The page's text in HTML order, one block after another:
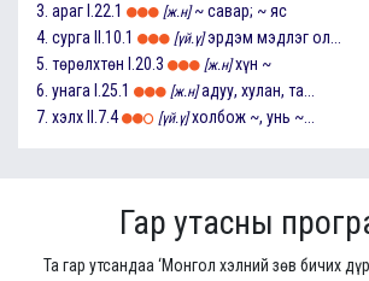
3. араг I.22.1 [ж.н] ~ савар; ~ яс
4. сурга II.10.1 [үй.ү] эрдэм мэдлэг ол...
5. төрөлхтөн I.20.3 [ж.н] хүн ~
6. унага I.25.1 [ж.н] адуу, хулан, та...
7. хэлх II.7.4 [үй.ү] холбож ~, унь ~...
Гар утасны
Та гар утсандаа ‘Монгол хэлний зөв бичих